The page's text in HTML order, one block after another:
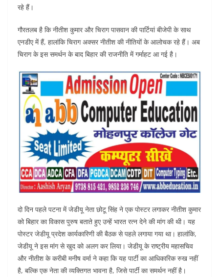
रहे हैं।
गौरतलब है कि नीतीश कुमार और चिराग पासवान की पार्टियां बीजेपी के साथ
एनडीए में हैं, हालांकि चिराग अक्सर नीतीश की नीतियों के आलोचक रहे हैं। अब
चिराग के इस समर्थन के बाद बिहार की राजनीति में गर्माहट आ गई है।
दो दिन पहले पटना में जेडीयू नेता छोटू सिंह ने एक पोस्टर लगाकर नीतीश कुमार
को बिहार का विकास पुरुष बताते हुए उन्हें भारत रत्न देने की मांग की थी। यह
पोस्टर जेडीयू प्रदेश कार्यकारिणी की बैठक से पहले लगाया गया था। हालांकि,
जेडीयू ने इस मांग से खुद को अलग कर लिया। जेडीयू के राष्ट्रीय महासचिव
और नीतीश के करीबी मनीष वर्मा ने कहा कि यह पार्टी का आधिकारिक रुख नहीं
है, बल्कि एक नेता की व्यक्तिगत भावना है, जिसे पार्टी का समर्थन नहीं है।